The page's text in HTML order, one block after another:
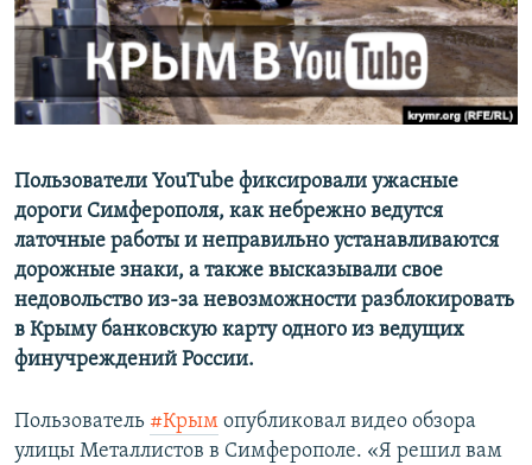
ПОБЕДИТЕЛЕЙ НЕ СУДЯТ?
КРЫМ.НЕПОКОРЕННЫЙ
ELIFBE
ПРИСОЕДИНЯЙТЕСЬ!
Все сайты RFE/RL
Пользователи YouTube фиксировали ужасные
дороги Симферополя, как небрежно ведутся
латочные работы и неправильно устанавливаются
дорожные знаки, а также высказывали свое
недовольство из-за невозможности разблокировать
в Крыму банковскую карту одного из ведущих
финучреждений России.
Пользователь #Крым опубликовал видео обзора
улицы Металлистов в Симферополе. «Я решил вам